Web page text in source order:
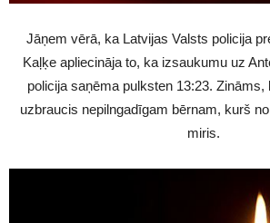
Jāņem vērā, ka Latvijas Valsts policija
Kaļķe apliecināja to, ka izsaukumu uz
policija saņēma pulksten 13:23.
uzbraucis nepilngadīgam bērnam, kurš
miris.